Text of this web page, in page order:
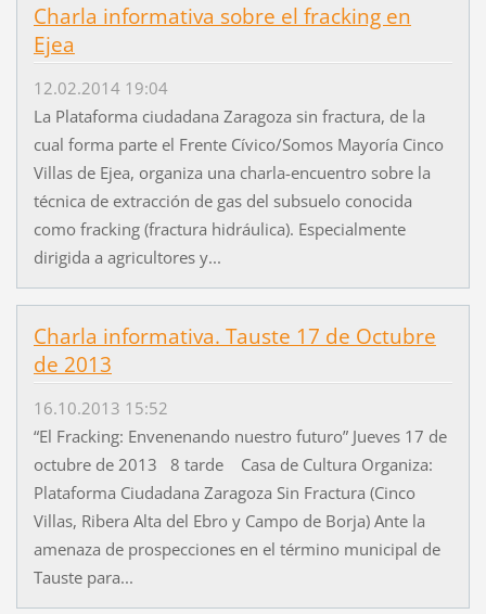
Charla informativa sobre el fracking en
Ejea
12.02.2014 19:04
La Plataforma ciudadana Zaragoza sin fractura, de la
cual forma parte el Frente Cívico/Somos Mayoría Cinco
Villas de Ejea, organiza una charla-encuentro sobre la
técnica de extracción de gas del subsuelo conocida
como fracking (fractura hidráulica). Especialmente
dirigida a agricultores y...
Charla informativa. Tauste 17 de Octubre
de 2013
16.10.2013 15:52
“El Fracking: Envenenando nuestro futuro” Jueves 17 de
octubre de 2013 8 tarde Casa de Cultura Organiza:
Plataforma Ciudadana Zaragoza Sin Fractura (Cinco
Villas, Ribera Alta del Ebro y Campo de Borja) Ante la
amenaza de prospecciones en el término municipal de
Tauste para...